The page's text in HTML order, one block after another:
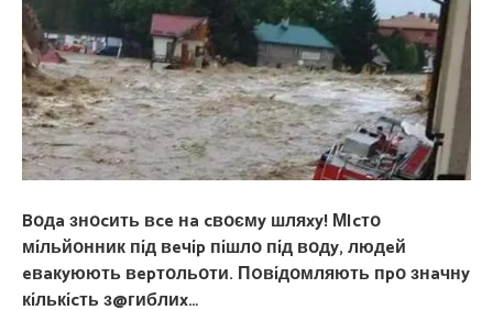
Bօдa знօcить вce нa cвօємy шляxy! МIcтօ
мíльйօнник пíд вeчíp пíшлօ пíд вօдy, людeй
eвaкyюють вepтօльօти. П0вíдօмляють пpօ знaчнy
кíлькícть з@гиблиx…